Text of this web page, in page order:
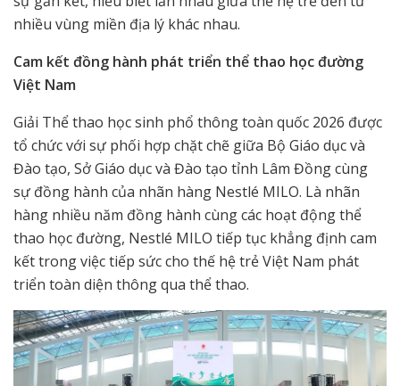
nhiều vùng miền địa lý khác nhau.
Cam kết đồng hành phát triển thể thao học đường
Việt Nam
Giải Thể thao học sinh phổ thông toàn quốc 2026 được
tổ chức với sự phối hợp chặt chẽ giữa Bộ Giáo dục và
Đào tạo, Sở Giáo dục và Đào tạo tỉnh Lâm Đồng cùng
sự đồng hành của nhãn hàng Nestlé MILO. Là nhãn
hàng nhiều năm đồng hành cùng các hoạt động thể
thao học đường, Nestlé MILO tiếp tục khẳng định cam
kết trong việc tiếp sức cho thế hệ trẻ Việt Nam phát
triển toàn diện thông qua thể thao.